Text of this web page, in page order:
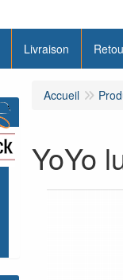
Livraison
Accueil
YoYo